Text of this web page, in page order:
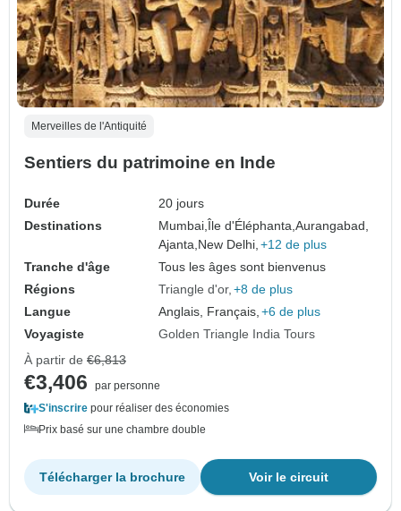
Merveilles de l'Antiquité
Sentiers du patrimoine en Inde
Durée
20 jours
Destinations
Mumbai,Île d'Éléphanta,Aurangabad,
Ajanta, New Delhi, +12 de plus
Tranche d'âge
Tous les âges sont bienvenus
Régions
Triangle d'or +8 de plus
Langue
Anglais, Français, +6 de plus
Voyagiste
Golden Triangle India Tours
À partir de €6,813
€3,406
par personne
S'inscrire pour réaliser des économies
Prix basé sur une chambre double
Voir le circuit
Télécharger la brochure